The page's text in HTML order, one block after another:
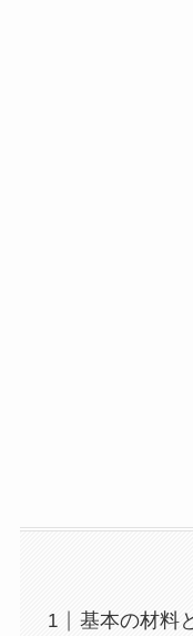
基本の材料